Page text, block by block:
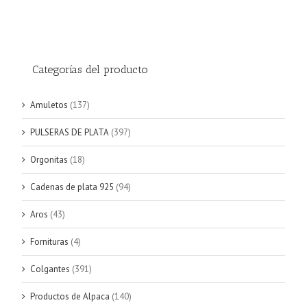
Categorías del producto
Amuletos (137)
PULSERAS DE PLATA (397)
Orgonitas (18)
Cadenas de plata 925 (94)
Aros (43)
Fornituras (4)
Colgantes (391)
Productos de Alpaca (140)